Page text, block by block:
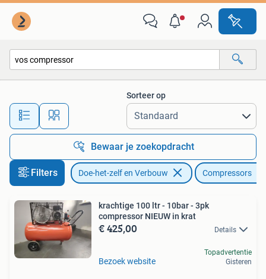
Alle afstanden…
Sorteer op
Bewaar je zoekopdracht
Filters Doe-het-zelf en Verbouw Compressors
krachtige 100 ltr - 10bar - 3pk
compressor NIEUW in krat
€ 425,00 Details
Bezoek website
Topadvertentie
Gisteren